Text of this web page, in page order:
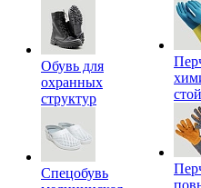
Обувь для
охранных
структур
Спецобувь